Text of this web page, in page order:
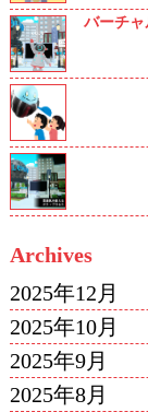
バーチ
Archives
2025年12月
2025年10月
2025年9月
2025年8月